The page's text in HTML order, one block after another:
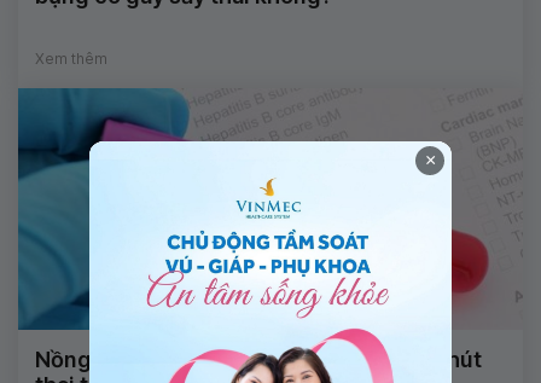
Xem thêm
Nồng độ beta HCG có bị ảnh hưởng sau hút
×